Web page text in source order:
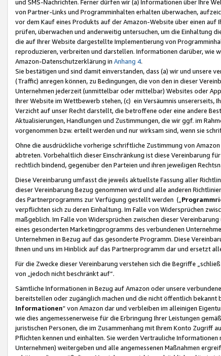
und SMS-Nachrichten. Ferner dürfen wir (a) Informationen über Ihre
von Partner-Links und Programminhalten erhalten überwachen,
vor dem Kauf eines Produkts auf der Amazon-Website über einen
prüfen, überwachen und anderweitig untersuchen, um die Einhaltung
die auf Ihrer Website dargestellte Implementierung von
reproduzieren, verbreiten und darstellen. Informationen darüber, wie
Amazon-Datenschutzerklärung in Anhang 4.
Sie bestätigen und sind damit einverstanden, dass (a) wir und
(Traffic) anregen können, zu Bedingungen, die von den in dieser
Unternehmen jederzeit (unmittelbar oder mittelbar) Websites oder
Ihrer Website im Wettbewerb stehen, (c) ein Versäumnis unsererseits,
Verzicht auf unser Recht darstellt, die betroffene oder eine andere
Aktualisierungen, Handlungen und Zustimmungen, die wir ggf. im
vorgenommen bzw. erteilt werden und nur wirksam sind, wenn sie
Ohne die ausdrückliche vorherige schriftliche Zustimmung von
abtreten. Vorbehaltlich dieser Einschränkung ist diese Vereinbarung
rechtlich bindend, gegenüber den Parteien und ihren jeweiligen
Diese Vereinbarung umfasst die jeweils aktuellste Fassung aller
dieser Vereinbarung Bezug genommen wird und alle anderen
des Partnerprogramms zur Verfügung gestellt werden („
verpflichten sich zu deren Einhaltung. Im Falle von Widersprüchen
maßgeblich. Im Falle von Widersprüchen zwischen dieser
eines gesonderten Marketingprogramms des verbundenen
Unternehmen in Bezug auf das gesonderte Programm. Diese
Ihnen und uns im Hinblick auf das Partnerprogramm dar und ersetzt
Für die Zwecke dieser Vereinbarung verstehen sich die Begriffe
von „jedoch nicht beschränkt auf“.
Sämtliche Informationen in Bezug auf Amazon oder unsere
bereitstellen oder zugänglich machen und die nicht öffentlich
Informationen“ von Amazon dar und verbleiben im alleinigen
wie dies angemessenerweise für die Erbringung Ihrer Leistungen
juristischen Personen, die im Zusammenhang mit Ihrem Konto
Pflichten kennen und einhalten. Sie werden Vertrauliche
Unternehmen) weitergeben und alle angemessenen Maßnahmen